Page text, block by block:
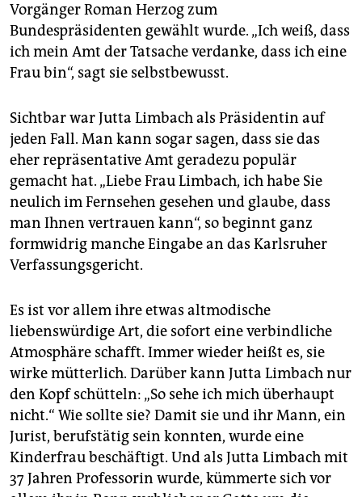
Vorgänger Roman Herzog zum
Bundespräsidenten gewählt wurde. „Ich weiß, dass
ich mein Amt der Tatsache verdanke, dass ich eine
Frau bin“, sagt sie selbstbewusst.
Sichtbar war Jutta Limbach als Präsidentin auf
jeden Fall. Man kann sogar sagen, dass sie das
eher repräsentative Amt geradezu populär
gemacht hat. „Liebe Frau Limbach, ich habe Sie
neulich im Fernsehen gesehen und glaube, dass
man Ihnen vertrauen kann“, so beginnt ganz
formwidrig manche Eingabe an das Karlsruher
Verfassungsgericht.
Es ist vor allem ihre etwas altmodische
liebenswürdige Art, die sofort eine verbindliche
Atmosphäre schafft. Immer wieder heißt es, sie
wirke mütterlich. Darüber kann Jutta Limbach nur
den Kopf schütteln: „So sehe ich mich überhaupt
nicht.“ Wie sollte sie? Damit sie und ihr Mann, ein
Jurist, berufstätig sein konnten, wurde eine
Kinderfrau beschäftigt. Und als Jutta Limbach mit
37 Jahren Professorin wurde, kümmerte sich vor